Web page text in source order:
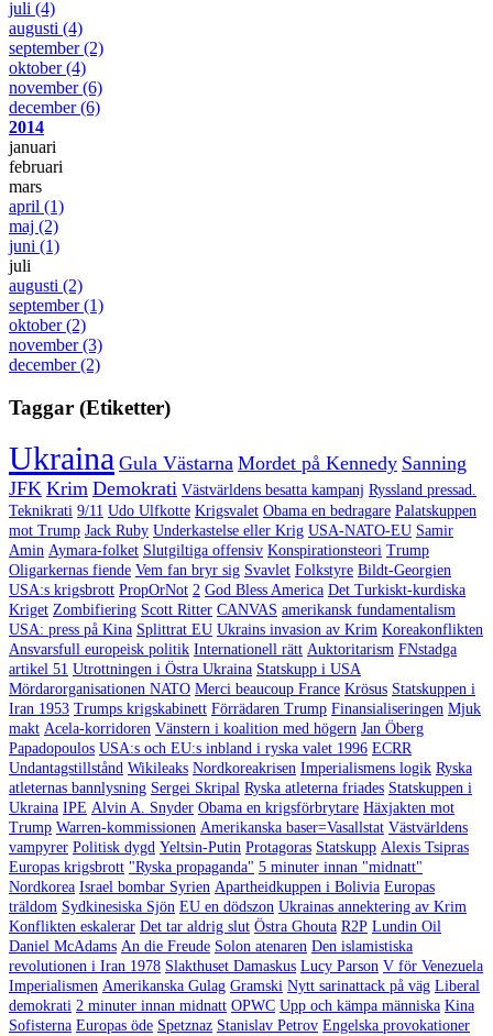
juli (4)
augusti (4)
september(2)
oktober(4)
november(6)
december(6)
2014
januari
februari
mars
april (1)
maj (2)
juni (1)
juli
augusti (2)
september(1)
oktober(2)
november(3)
december(2)
Taggar (Etiketter)
Ukraina Gula Västarna Mordet på Kennedy Sanning
JFK Krim Demokrati Västvärldens besatta kampanj Ryssland pressad.
Teknikrati 9/11 Udo Ulfkotte Krigsvalet Obama en bedragare Palatskuppen
mot Trump Jack Ruby Underkastelse eller Krig USA-NATO-EU Samir
Amin Aymara-folket Slutgiltiga offensiv Konspirationsteori Trump
Oligarkernas fiende Vem fan bryr sig Svavlet Folkstyre Bildt-Georgien
USA:s krigsbrott PropOrNot 2 God Bless America Det Turkiskt-kurdiska
Kriget Zombifiering Scott Ritter CANVAS amerikansk fundamentalism
USA: press på Kina Splittrat EU Ukrains invasion av Krim Koreakonflikten
Ansvarsfull europeisk politik Internationell rätt Auktoritarism FNstadga
artikel 51 Utrottningen i Östra Ukraina Statskupp i USA
Mördarorganisationen NATO Merci beaucoup France Krösus Statskuppen i
Iran 1953 Trumps krigskabinett Förrädaren Trump Finansialiseringen Mjuk
makt Acela-korridoren Vänstern i koalition med högern Jan Öberg
Papadopoulos USA:s och EU:s inbland i ryska valet 1996 ECRR
Undantagstillstånd Wikileaks Nordkoreakrisen Imperialismens logik Ryska
atleternas bannlysning Sergei Skripal Ryska atleterna friades Statskuppen i
Ukraina IPE Alvin A. Snyder Obama en krigsförbrytare Häxjakten mot
Trump Warren-kommissionen Amerikanska baser=Vasallstat Västvärldens
vampyrer Politisk dygd Yeltsin-Putin Protagoras Statskupp Alexis Tsipras
Europas krigsbrott "Ryska propaganda" 5 minuter innan "midnatt"
Nordkorea Israel bombar Syrien Apartheidkuppen i Bolivia Europas
träldom Sydkinesiska Sjön EU en dödszon Ukrainas annektering av Krim
Konflikten eskalerar Det tar aldrig slut Östra Ghouta R2P Lundin Oil
Daniel McAdams An die Freude Solon atenaren Den islamistiska
revolutionen i Iran 1978 Slakthuset Damaskus Lucy Parson V för Venezuela
Imperialismen Amerikanska Gulag Gramski Nytt sarinattack på väg Liberal
demokrati 2 minuter innan midnatt OPWC Upp och kämpa människa Kina
Sofisterna Europas öde Spetznaz Stanislav Petrov Engelska provokationer